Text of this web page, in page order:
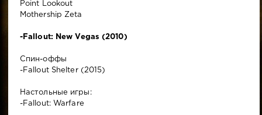
Point Lookout
Mothership Zeta
-Fallout: New Vegas (2010)
Спин-оффы
-Fallout Shelter (2015)
Настольные игры:
-Fallout: Warfare